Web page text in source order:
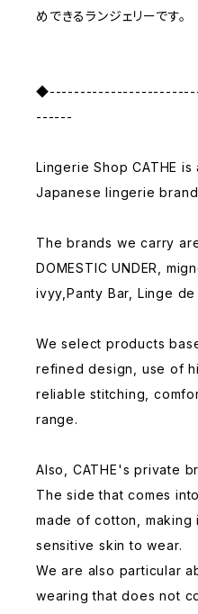
めできるランジェリーです。
------
Lingerie Shop CATHE
Japanese lingerie
The brands we carry are
DOMESTIC UNDER,
ivyy,Panty Bar, Linge de
We select products
refined design, use of
reliable stitching,
range.
Also, CATHE's private
The side that comes
made of cotton,
sensitive skin to wear.
We are also particular
wearing that does not